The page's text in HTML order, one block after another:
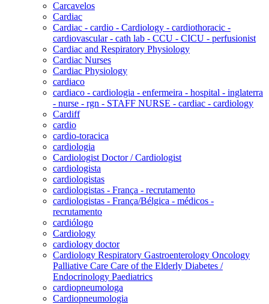
Carcavelos
Cardiac
Cardiac - cardio - Cardiology - cardiothoracic -
cardiovascular - cath lab - CCU - CICU - perfusionist
Cardiac and Respiratory Physiology
Cardiac Nurses
Cardiac Physiology
cardiaco
cardiaco - cardiologia - enfermeira - hospital - inglaterra
- nurse - rgn - STAFF NURSE - cardiac - cardiology
Cardiff
cardio
cardio-toracica
cardiologia
Cardiologist Doctor / Cardiologist
cardiologista
cardiologistas
cardiologistas - França - recrutamento
cardiologistas - França/Bélgica - médicos -
recrutamento
cardiólogo
Cardiology
cardiology doctor
Cardiology Respiratory Gastroenterology Oncology
Palliative Care Care of the Elderly Diabetes /
Endocrinology Paediatrics
cardiopneumologa
Cardiopneumologia